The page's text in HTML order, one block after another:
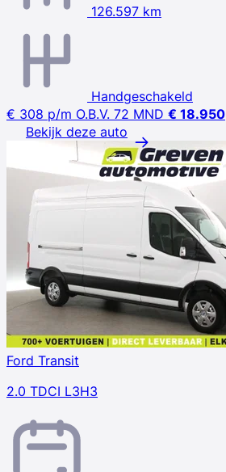
126.597 km
Handgeschakeld
€ 308 p/m O.B.V. 72 MND € 18.950
Bekijk deze auto
Ford Transit
2.0 TDCI L3H3